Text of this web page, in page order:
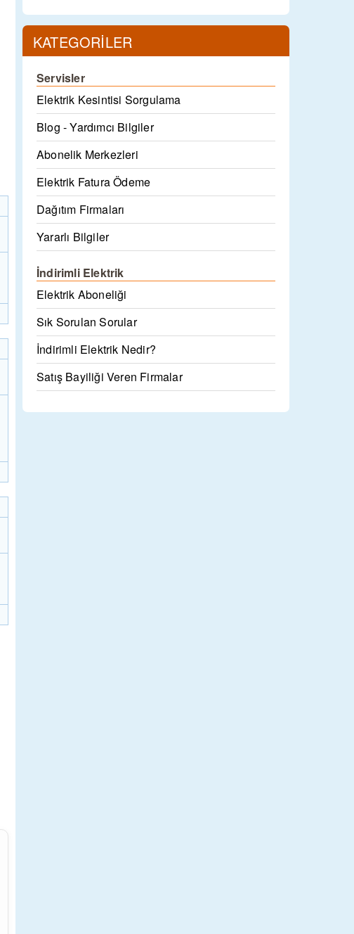
KATEGORİLER
Servisler
Elektrik Kesintisi Sorgulama
Blog - Yardımcı Bilgiler
Abonelik Merkezleri
Elektrik Fatura Ödeme
Dağıtım Firmaları
Yararlı Bilgiler
İndirimli Elektrik
Elektrik Aboneliği
Sık Sorulan Sorular
İndirimli Elektrik Nedir?
Satış Bayiliği Veren Firmalar